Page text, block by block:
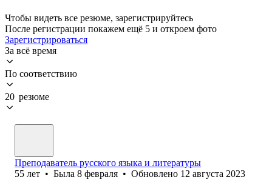
Чтобы видеть все резюме, зарегистрируйтесь
После регистрации покажем ещё 5 и откроем фото
Зарегистрироваться
За всё время
По соответствию
20 резюме
Преподаватель русского языка и литературы
55 лет • Была 8 февраля • Обновлено 12 августа 2023